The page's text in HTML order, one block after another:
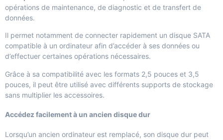
opérations de maintenance, de diagnostic et de transfert de
données.
Il permet notamment de connecter rapidement un disque SATA
compatible à un ordinateur afin d’accéder à ses données ou
d’effectuer certaines opérations nécessaires.
Grâce à sa compatibilité avec les formats 2,5 pouces et 3,5
pouces, il peut être utilisé avec différents supports de stockage
sans multiplier les accessoires.
Accédez facilement à un ancien disque dur
Lorsqu’un ancien ordinateur est remplacé, son disque dur peut